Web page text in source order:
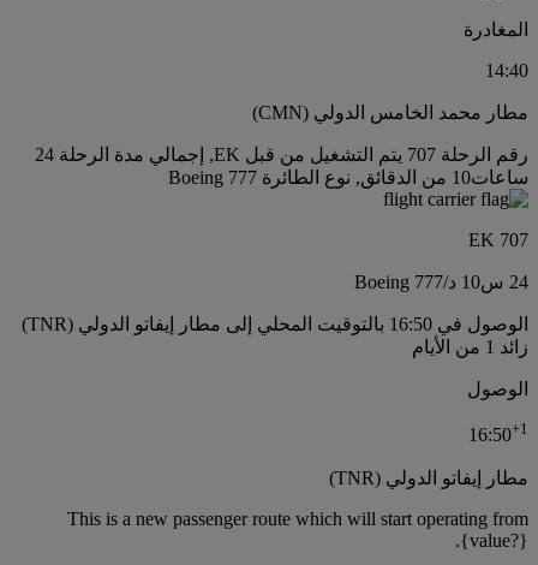
المغادرة
14:40
مطار محمد الخامس الدولي (CMN)
رقم الرحلة 707 يتم التشغيل من قبل EK, إجمالي مدة الرحلة 24
ساعات10 من الدقائق, نوع الطائرة Boeing 777
EK 707
24 س 10 د /
Boeing 777
الوصول في 16:50 بالتوقيت المحلي إلى مطار إيفاتو الدولي (TNR)
زائد 1 من الأيام
الوصول
16:50+1
مطار إيفاتو الدولي (TNR)
This is a new passenger route which will start operating from
{value?}.